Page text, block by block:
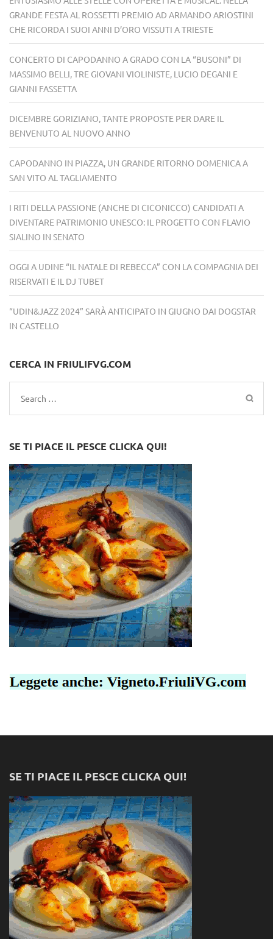
GRANDE FESTA AL ROSSETTI PREMIO AD ARMANDO ARIOSTINI
CHE RICORDA I SUOI ANNI D’ORO VISSUTI A TRIESTE
CONCERTO DI CAPODANNO A GRADO CON LA “BUSONI” DI
MASSIMO BELLI, TRE GIOVANI VIOLINISTE, LUCIO DEGANI E
GIANNI FASSETTA
DICEMBRE GORIZIANO, TANTE PROPOSTE PER DARE IL
BENVENUTO AL NUOVO ANNO
CAPODANNO IN PIAZZA, UN GRANDE RITORNO DOMENICA A
SAN VITO AL TAGLIAMENTO
I RITI DELLA PASSIONE (ANCHE DI CICONICCO) CANDIDATI A
DIVENTARE PATRIMONIO UNESCO: IL PROGETTO CON FLAVIO
SIALINO IN SENATO
OGGI A UDINE “IL NATALE DI REBECCA” CON LA COMPAGNIA DEI
RISERVATI E IL DJ TUBET
“UDIN&JAZZ 2024” SARÀ ANTICIPATO IN GIUGNO DAI DOGSTAR
IN CASTELLO
CERCA IN FRIULIFVG.COM
Search
for:
SE TI PIACE IL PESCE CLICKA QUI!
SE TI PIACE IL PESCE CLICKA QUI!